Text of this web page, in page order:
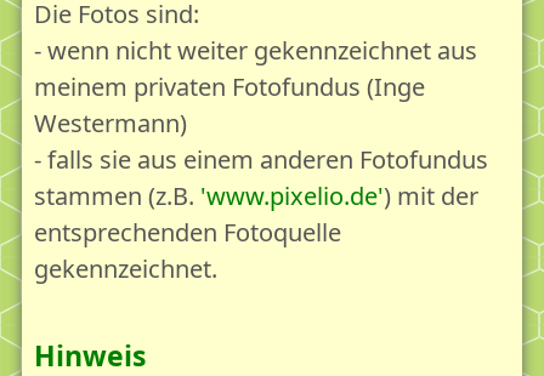
Lebensgartenpflege im Überblick
Webshop
Die Fotos sind:
- wenn nicht weiter gekennzeichnet aus
meinem privaten Fotofundus (Inge
Westermann)
- falls sie aus einem anderen Fotofundus
stammen (z.B. www.pixelio.de ) mit der
entsprechenden Fotoquelle
gekennzeichnet.
Hinweis